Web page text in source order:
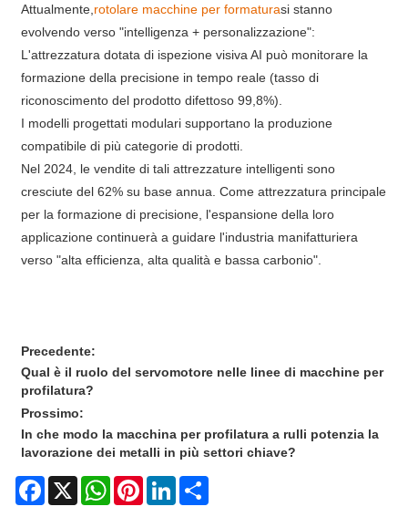
Attualmente,rotolare macchine per formaturasi stanno
evolvendo verso "intelligenza + personalizzazione":
L'attrezzatura dotata di ispezione visiva AI può monitorare la
formazione della precisione in tempo reale (tasso di
riconoscimento del prodotto difettoso 99,8%).
I modelli progettati modulari supportano la produzione
compatibile di più categorie di prodotti.
Nel 2024, le vendite di tali attrezzature intelligenti sono
cresciute del 62% su base annua. Come attrezzatura principale
per la formazione di precisione, l'espansione della loro
applicazione continuerà a guidare l'industria manifatturiera
verso "alta efficienza, alta qualità e bassa carbonio".
Precedente:
Qual è il ruolo del servomotore nelle linee di macchine per
profilatura?
Prossimo:
In che modo la macchina per profilatura a rulli potenzia la
lavorazione dei metalli in più settori chiave?
Facebook
X WhatsAppPinterestLinkedIn